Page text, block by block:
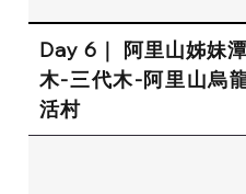
Day 6｜ 阿里山姊妹
木-三代木-阿里山烏
活村